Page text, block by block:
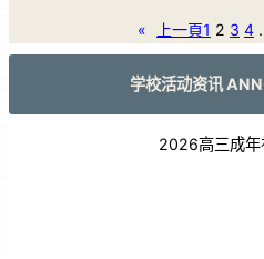
« 上一頁1 2 3 4
学校活动资讯
2026高三成年